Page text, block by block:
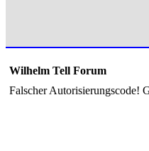
Wilhelm Tell Forum
Falscher Autorisierungscode!